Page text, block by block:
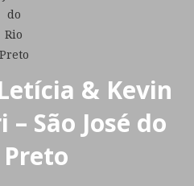
& Kevin
São José do
Preto